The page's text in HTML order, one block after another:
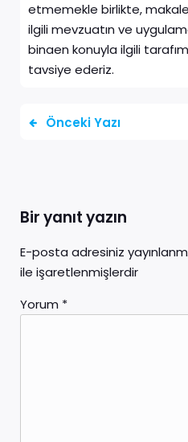
etmemekle birlikte,
ilgili mevzuatın ve
binaen konuyla ilgili
tavsiye ederiz.
Önceki Yazı
Bir yanıt yazın
E-posta adresiniz
ile işaretlenmişlerdir
Yorum *